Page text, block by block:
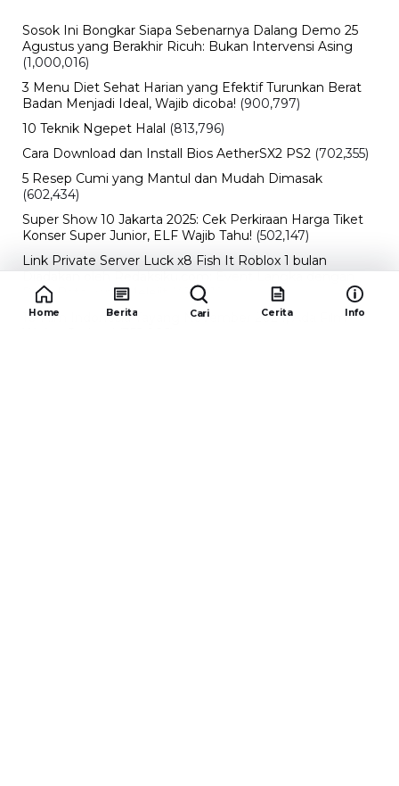
Sosok Ini Bongkar Siapa Sebenarnya Dalang Demo 25
Agustus yang Berakhir Ricuh: Bukan Intervensi Asing
(1,000,016)
3 Menu Diet Sehat Harian yang Efektif Turunkan Berat
Badan Menjadi Ideal, Wajib dicoba! (900,797)
10 Teknik Ngepet Halal (813,796)
Cara Download dan Install Bios AetherSX2 PS2 (702,355)
5 Resep Cumi yang Mantul dan Mudah Dimasak
(602,434)
Super Show 10 Jakarta 2025: Cek Perkiraan Harga Tiket
Konser Super Junior, ELF Wajib Tahu! (502,147)
Link Private Server Luck x8 Fish It Roblox 1 bulan
Diadakan oleh Redaksiku.com: Event Langka dengan
Drop Rate yang Melejit
(424,819)
10 Film Indonesia Tayang November 2024, Ada Film
Home Berita Cari Cerita Info